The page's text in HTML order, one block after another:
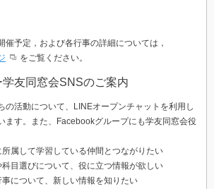
催予定，および各行事の詳細については，
をご覧ください。
友同窓会SNSのご案内
の活動について、LINEオープンチャットを利用し
ます。また、Facebookグループにも学友同窓会役
属して学習している仲間とつながりたい
目選びについて、役に立つ情報が欲しい
について、新しい情報を知りたい